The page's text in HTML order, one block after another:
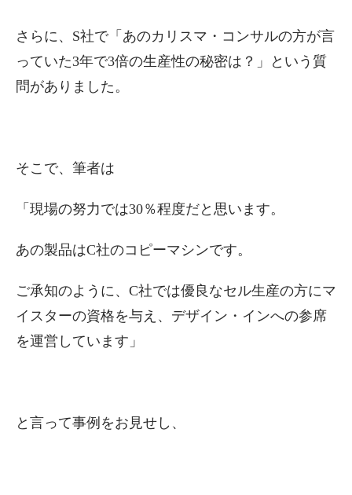
さらに、S社で「あのカリスマ・コンサルの方が言
っていた3年で3倍の生産性の秘密は？」という質
問がありました。
そこで、筆者は
「現場の努力では30％程度だと思います。
あの製品はC社のコピーマシンです。
ご承知のように、C社では優良なセル生産の方にマ
イスターの資格を与え、デザイン・インへの参席
を運営しています」
と言って事例をお見せし、